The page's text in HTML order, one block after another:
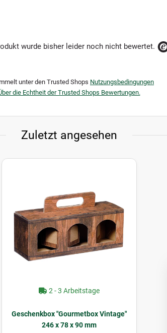
wurde bisher leider noch nicht bewertet.
unter den Trusted Shops Nutzungsbedingungen
die Echtheit der Trusted Shops Bewertungen.
Zuletzt angesehen
2 - 3 Arbeitstage
Geschenkbox "Gourmetbox Vintage"
246 x 78 x 90 mm